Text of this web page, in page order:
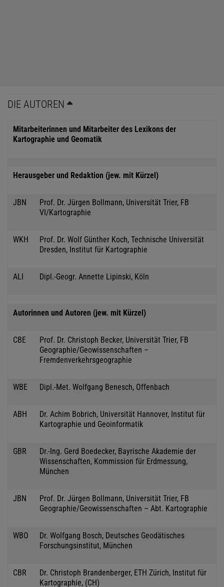
DIE AUTOREN
Mitarbeiterinnen und Mitarbeiter des Lexikons der
Kartographie und Geomatik
Herausgeber und Redaktion (jew. mit Kürzel)
JBN
Prof. Dr. Jürgen Bollmann, Universität Trier, FB
VI/Kartographie
WKH
Prof. Dr. Wolf Günther Koch, Technische Universität
Dresden, Institut für Kartographie
ALI Dipl.-Geogr. Annette Lipinski, Köln
Autorinnen und Autoren (jew. mit Kürzel)
CBE
Prof. Dr. Christoph Becker, Universität Trier, FB
Geographie/Geowissenschaften –
Fremdenverkehrsgeographie
WBE Dipl.-Met. Wolfgang Benesch, Offenbach
ABH
Dr. Achim Bobrich, Universität Hannover, Institut für
Kartographie und Geoinformatik
GBR
Dr.-Ing. Gerd Boedecker, Bayrische Akademie der
Wissenschaften, Kommission für Erdmessung,
München
JBN
Prof. Dr. Jürgen Bollmann, Universität Trier, FB
Geographie/Geowissenschaften – Abt. Kartographie
WBO
Dr. Wolfgang Bosch, Deutsches Geodätisches
Forschungsinstitut, München
CBR
Dr. Christoph Brandenberger, ETH Zürich, Institut für
Kartographie, (CH)